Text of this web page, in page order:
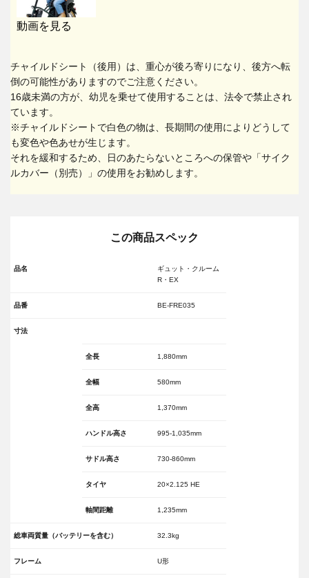
動画を見る
チャイルドシート（後用）は、重心が後ろ寄りになり、後方へ転
倒の可能性がありますのでご注意ください。
16歳未満の方が、幼児を乗せて使用することは、法令で禁止され
ています。
※チャイルドシートで白色の物は、長期間の使用によりどうして
も変色や色あせが生じます。
それを緩和するため、日のあたらないところへの保管や「サイク
ルカバー（別売）」の使用をお勧めします。
この商品スペック
品名
ギュット・クルーム
R・EX
品番 BE-FRE035
寸法
全長 1,880mm
全幅 580mm
全高 1,370mm
ハンドル高さ 995-1,035mm
サドル高さ 730-860mm
タイヤ 20×2.125 HE
軸間距離 1,235mm
総車両質量（バッテリーを含む） 32.3kg
フレーム U形